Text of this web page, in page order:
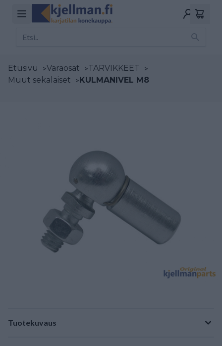
Etusivu >Varaosat >TARVIKKEET >
Muut sekalaiset >KULMANIVEL M8
Tuotekuvaus